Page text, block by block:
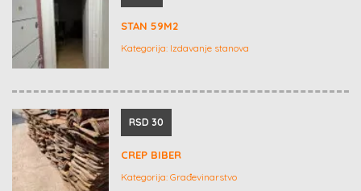
STAN 59M2
Kategorija: Izdavanje stanova
RSD 30
CREP BIBER
Kategorija: Građevinarstvo